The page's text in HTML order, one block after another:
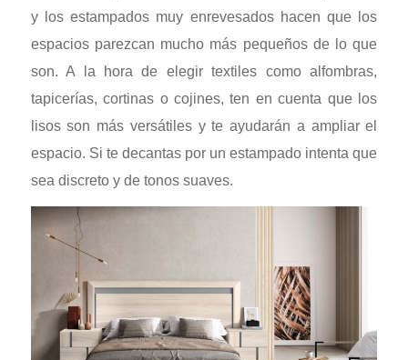
y los estampados muy enrevesados hacen que los
espacios parezcan mucho más pequeños de lo que
son. A la hora de elegir textiles como alfombras,
tapicerías, cortinas o cojines, ten en cuenta que los
lisos son más versátiles y te ayudarán a ampliar el
espacio. Si te decantas por un estampado intenta que
sea discreto y de tonos suaves.